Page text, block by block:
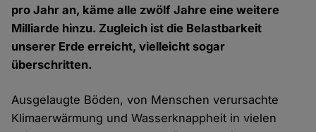
pro Jahr an, käme alle zwölf Jahre eine weitere
Milliarde hinzu. Zugleich ist die Belastbarkeit
unserer Erde erreicht, vielleicht sogar
überschritten.
Ausgelaugte Böden, von Menschen verursachte
Klimaerwärmung und Wasserknappheit in vielen